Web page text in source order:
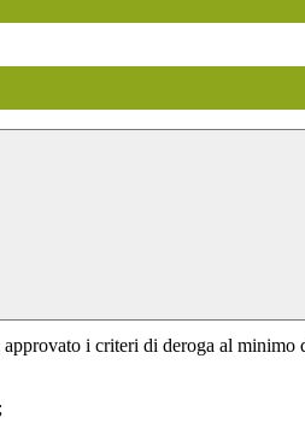
i criteri di deroga al minimo